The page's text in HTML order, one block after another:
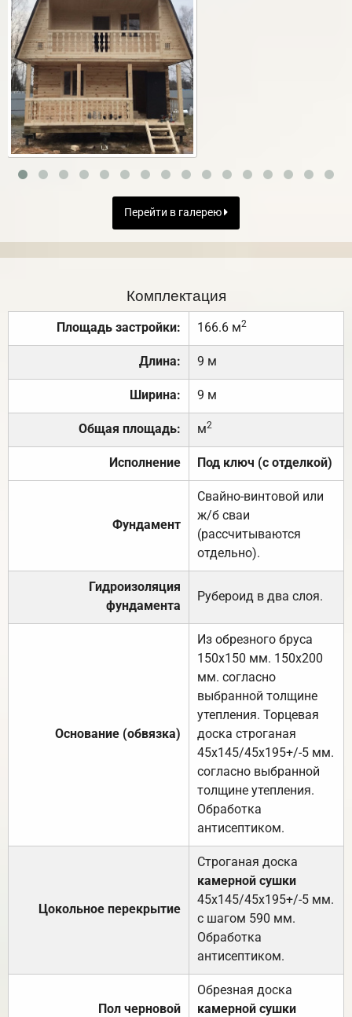
Перейти в галерею
Комплектация
Площадь застройки: 166.6 м2
Длина: 9 м
Ширина: 9 м
Общая площадь: м2
Исполнение Под ключ (с отделкой)
Фундамент
Свайно-винтовой или
ж/б сваи
(рассчитываются
отдельно).
Гидроизоляция
фундамента
Рубероид в два слоя.
Основание (обвязка)
Из обрезного бруса
150х150 мм. 150х200
мм. согласно
выбранной толщине
утепления. Торцевая
доска строганая
45х145/45х195+/-5 мм.
согласно выбранной
толщине утепления.
Обработка
антисептиком.
Цокольное перекрытие
Строганая доска
камерной сушки
45х145/45х195+/-5 мм.
с шагом 590 мм.
Обработка
антисептиком.
Пол черновой
Обрезная доска
камерной сушки